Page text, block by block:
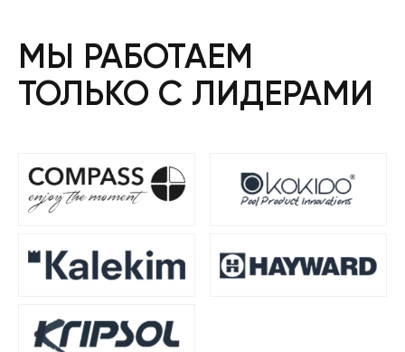
МЫ РАБОТАЕМ
ТОЛЬКО С ЛИДЕРАМИ